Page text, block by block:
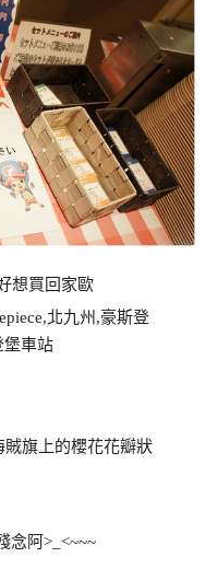
想買回家歐
賊旗上的櫻花花瓣狀
念阿>_<~~~